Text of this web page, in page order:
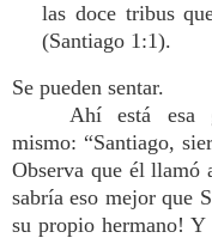
las doce tribus
(Santiago 1:1).
Se pueden sentar.
Ahí está esa
mismo: “Santiago,
Observa que él llamó
sabría eso mejor que
su propio hermano!